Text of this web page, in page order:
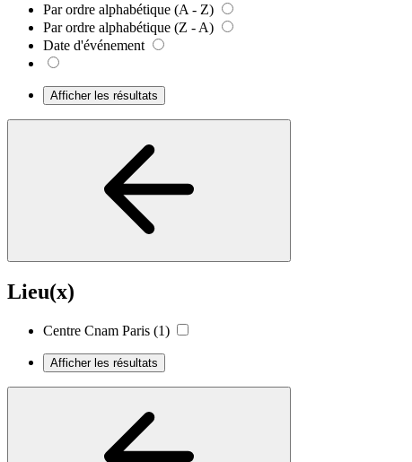
Par ordre alphabétique (A - Z)
Par ordre alphabétique (Z - A)
Date d'événement
Afficher les résultats
Lieu(x)
Centre Cnam Paris (1)
Afficher les résultats